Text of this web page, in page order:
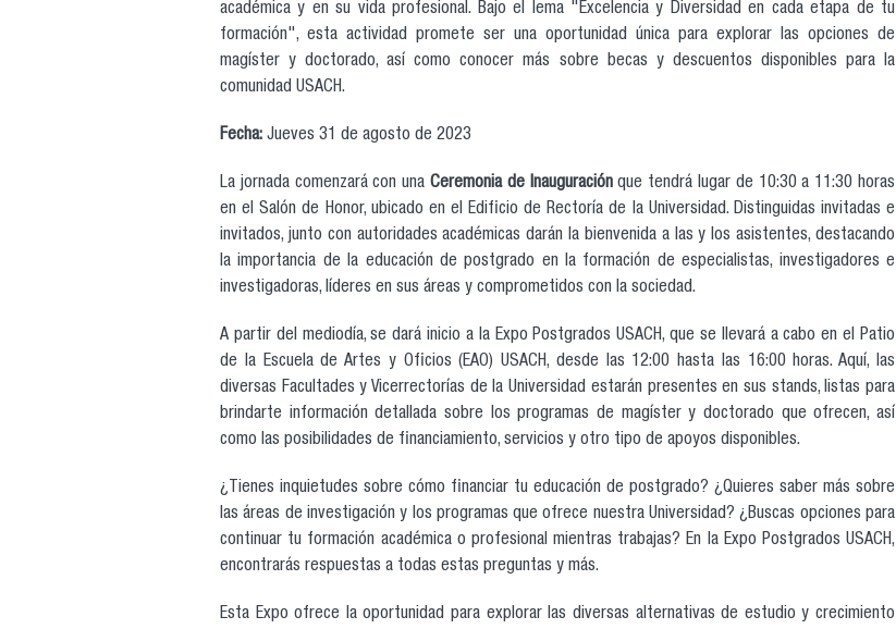
académica y en su vida profesional. Bajo el lema "Excelencia y Diversidad en cada etapa de tu
formación", esta actividad promete ser una oportunidad única para explorar las opciones de
magíster y doctorado, así como conocer más sobre becas y descuentos disponibles para la
comunidad USACH.
Fecha: Jueves 31 de agosto de 2023
La jornada comenzará con una Ceremonia de Inauguraciónque tendrá lugar de 10:30 a 11:30 horas
en el Salón de Honor, ubicado en el Edificio de Rectoría de la Universidad. Distinguidas invitadas e
invitados, junto con autoridades académicas darán la bienvenida a las y los asistentes, destacando
la importancia de la educación de postgrado en la formación de especialistas, investigadores e
investigadoras, líderes en sus áreas y comprometidos con la sociedad.
A partir del mediodía, se dará inicio a la Expo Postgrados USACH, que se llevará a cabo en el Patio
de la Escuela de Artes y Oficios (EAO) USACH, desde las 12:00 hasta las 16:00 horas. Aquí, las
diversas Facultades y Vicerrectorías de la Universidad estarán presentes en sus stands, listas para
brindarte información detallada sobre los programas de magíster y doctorado que ofrecen, así
como las posibilidades de financiamiento, servicios y otro tipo de apoyos disponibles.
¿Tienes inquietudes sobre cómo financiar tu educación de postgrado? ¿Quieres saber más sobre
las áreas de investigación y los programas que ofrece nuestra Universidad? ¿Buscas opciones para
continuar tu formación académica o profesional mientras trabajas? En la Expo Postgrados USACH,
encontrarás respuestas a todas estas preguntas y más.
Esta Expo ofrece la oportunidad para explorar las diversas alternativas de estudio y crecimiento